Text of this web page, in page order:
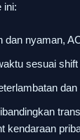
ini:
dan nyaman,
sesuai
kendaraan